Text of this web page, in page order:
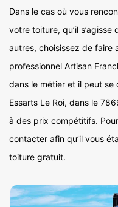
Dans le cas où vous
votre toiture, qu’il
autres, choisissez de faire
professionnel Artisan
dans le métier et il peut
Essarts Le Roi, dans le
à des prix compétitifs.
contacter afin qu’il vous
toiture gratuit.